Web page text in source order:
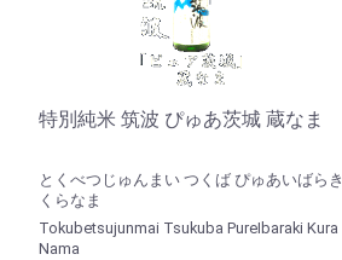
特別純米 筑波 ぴゅあ茨城 蔵なま
とくべつじゅんまい つくば ぴゅあいばらき
くらなま
Tokubetsujunmai Tsukuba PureIbaraki Kura
Nama